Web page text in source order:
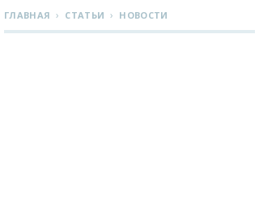
ГЛАВНАЯ › СТАТЬИ › НОВОСТИ